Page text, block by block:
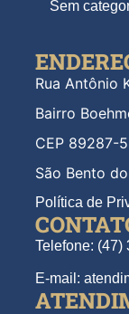
Sem
Rua Antônio
Bairro
CEP 89287-
São Bento
Política de
Telefone: (47)
E-mail: